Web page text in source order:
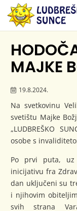
MAJKE
19.8.2024.
Na svetkovinu
svetištu Majke
„LUDBREŠKO
osobe s
Po prvi puta, uz
inicijativu fra
dan uključeni su
i njihovim
svih strana